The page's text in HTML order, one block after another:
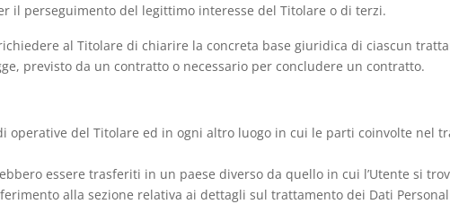
il perseguimento del legittimo interesse del Titolare o di terzi.
al Titolare di chiarire la concreta base giuridica di ciascun
previsto da un contratto o necessario per concludere un contratto.
operative del Titolare ed in ogni altro luogo in cui le parti coinvolte nel
essere trasferiti in un paese diverso da quello in cui l’Utente si
alla sezione relativa ai dettagli sul trattamento dei Dati